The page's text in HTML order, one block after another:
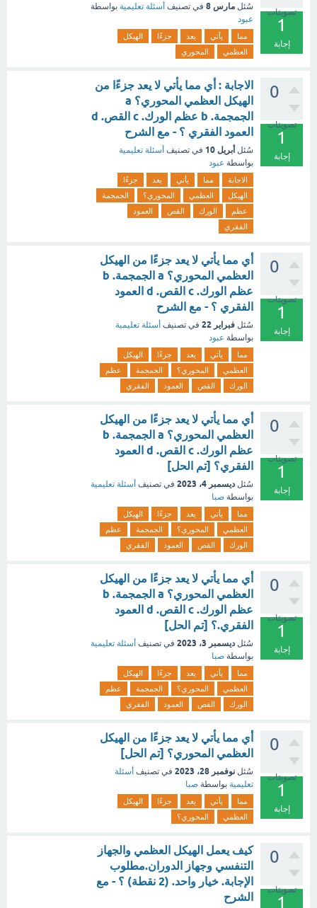
تصويتات
1
إجابة
سُئل مارس 8 في تصنيف أسئلة تعليمية بواسطة
عبود
مما يأتي يعد جزءًا
الهيكل
العظمي
المحوري
0
تصويتات
1
إجابة
الاجابة : أي مما يأتي لا يعد جزءًا من
الهيكل العظمي المحوري؟ a
الجمجمة. b عظم الورك. c القص. d
العمود الفقري ؟ - مع الشرح
سُئل أبريل 10 في تصنيف أسئلة تعليمية
بواسطة عبود
الاجابة مما يأتي يعد
جزءًا
الهيكل
العظمي المحوري؟
الجمجمة
عظم
الورك القص
العمود
الفقري
0
تصويتات
1
إجابة
أي مما يأتي لا يعد جزءًا من الهيكل
العظمي المحوري؟ a الجمجمة. b
عظم الورك. c القص. d العمود
الفقري ؟ - مع الشرح
سُئل فبراير 22 في تصنيف أسئلة تعليمية
بواسطة عبود
مما يأتي يعد جزءًا
الهيكل
العظمي
المحوري؟ الجمجمة
عظم
الورك
القص العمود الفقري
0
تصويتات
1
إجابة
أي مما يأتي لا يعد جزءًا من الهيكل
العظمي المحوري؟ a الجمجمة. b
عظم الورك. c القص. d العمود
الفقري؟ [تم الحل]
سُئل ديسمبر 4، 2023 في تصنيف أسئلة تعليمية
بواسطة صبا
مما يأتي يعد جزءًا
الهيكل
العظمي
المحوري؟ الجمجمة
عظم
الورك
القص العمود الفقري
0
تصويتات
1
إجابة
أي مما يأتي لا يعد جزءًا من الهيكل
العظمي المحوري؟ a الجمجمة. b
عظم الورك. c القص. d العمود
الفقري.؟ [تم الحل]
سُئل ديسمبر 3، 2023 في تصنيف أسئلة تعليمية
بواسطة صبا
مما يأتي يعد جزءًا
الهيكل
العظمي
المحوري؟ الجمجمة
عظم
الورك
القص العمود الفقري
0
تصويتات
1
إجابة
أي مما يأتي لا يعد جزءًا من الهيكل
العظمي المحوري؟ [تم الحل]
سُئل نوفمبر 28، 2023 في تصنيف أسئلة
تعليمية بواسطة صبا
مما يأتي يعد جزءًا
الهيكل
العظمي
المحوري؟
0
تصويتات
1
كيف يعمل الهيكل العظمي والجهاز
التنفسي وجهاز الدوران.مطلوب
الإجابة. خيار واحد. (2 نقطة) ؟ - مع
الشرح